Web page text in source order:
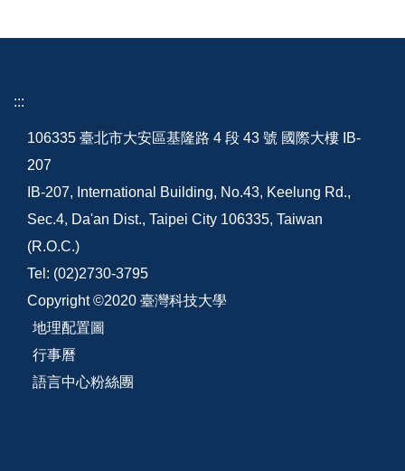
:::
106335 臺北市大安區基隆路 4 段 43 號 國際大樓 IB-
207
IB-207, International Building, No.43, Keelung Rd.,
Sec.4, Da'an Dist., Taipei City 106335, Taiwan
(R.O.C.)
Tel: (02)2730-3795
Copyright ©2020 臺灣科技大學
地理配置圖
行事曆
語言中心粉絲團